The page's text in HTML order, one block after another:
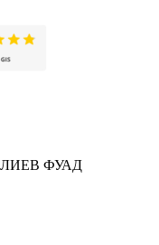
АЛИЕВ ФУАД